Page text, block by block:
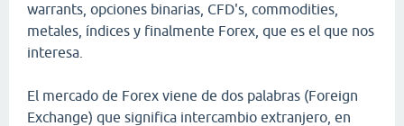
warrants, opciones binarias, CFD's, commodities,
metales, índices y finalmente Forex, que es el que nos
interesa.
El mercado de Forex viene de dos palabras (Foreign
Exchange) que significa intercambio extranjero, en